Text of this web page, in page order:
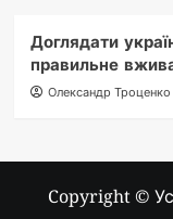
Доглядати
правильне
Олександр Троценко
Copyright ©